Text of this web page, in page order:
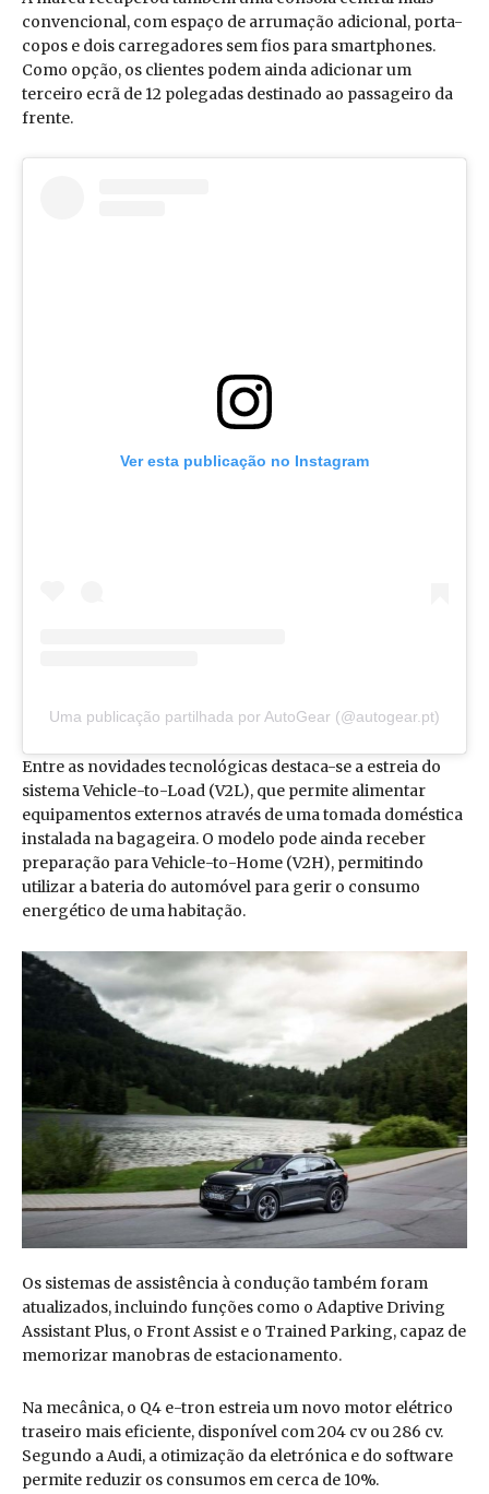
convencional, com espaço de arrumação adicional, porta-
copos e dois carregadores sem fios para smartphones.
Como opção, os clientes podem ainda adicionar um
terceiro ecrã de 12 polegadas destinado ao passageiro da
frente.
Ver esta publicação no Instagram
Uma publicação partilhada por AutoGear (@autogear.pt)
Entre as novidades tecnológicas destaca-se a estreia do
sistema Vehicle-to-Load (V2L), que permite alimentar
equipamentos externos através de uma tomada doméstica
instalada na bagageira. O modelo pode ainda receber
preparação para Vehicle-to-Home (V2H), permitindo
utilizar a bateria do automóvel para gerir o consumo
energético de uma habitação.
Os sistemas de assistência à condução também foram
atualizados, incluindo funções como o Adaptive Driving
Assistant Plus, o Front Assist e o Trained Parking, capaz de
memorizar manobras de estacionamento.
Na mecânica, o Q4 e-tron estreia um novo motor elétrico
traseiro mais eficiente, disponível com 204 cv ou 286 cv.
Segundo a Audi, a otimização da eletrónica e do software
permite reduzir os consumos em cerca de 10%.